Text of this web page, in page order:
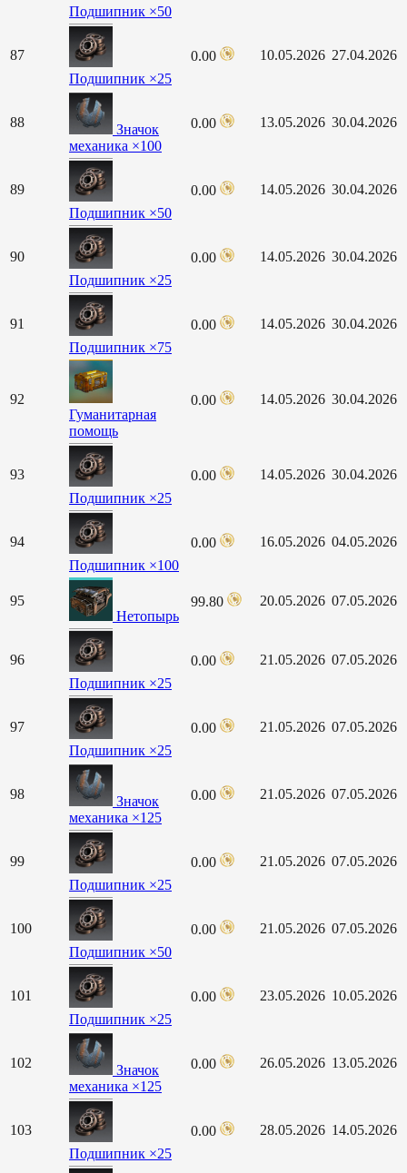
Подшипник ×50
87
Подшипник ×25
0.00 10.05.2026 27.04.2026
88
Значок
механика ×100
0.00 13.05.2026 30.04.2026
89
Подшипник ×50
0.00 14.05.2026 30.04.2026
90
Подшипник ×25
0.00 14.05.2026 30.04.2026
91
Подшипник ×75
0.00 14.05.2026 30.04.2026
92
Гуманитарная
помощь
0.00 14.05.2026 30.04.2026
93
Подшипник ×25
0.00 14.05.2026 30.04.2026
94
Подшипник ×100
0.00 16.05.2026 04.05.2026
95
Нетопырь
99.80 20.05.2026 07.05.2026
96
Подшипник ×25
0.00 21.05.2026 07.05.2026
97
Подшипник ×25
0.00 21.05.2026 07.05.2026
98
Значок
механика ×125
0.00 21.05.2026 07.05.2026
99
Подшипник ×25
0.00 21.05.2026 07.05.2026
100
Подшипник ×50
0.00 21.05.2026 07.05.2026
101
Подшипник ×25
0.00 23.05.2026 10.05.2026
102
Значок
механика ×125
0.00 26.05.2026 13.05.2026
103
Подшипник ×25
0.00 28.05.2026 14.05.2026